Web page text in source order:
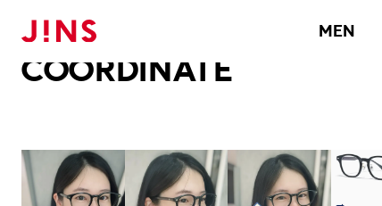
MEN
メガネのJINS TOP
COORDINATE